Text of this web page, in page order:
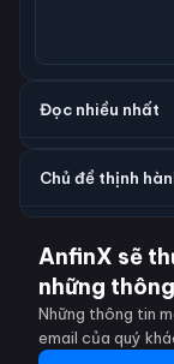
Đọc nhiều nhất
Chủ đề thịnh
AnfinX sẽ
những
Những thông tin
email của quý